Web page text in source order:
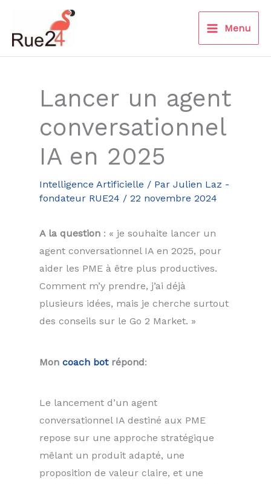
contenu
Menu
Lancer un agent
conversationnel
IA en 2025
Intelligence Artificielle / Par Julien Laz -
fondateur RUE24 / 22 novembre 2024
A la question : « je souhaite lancer un
agent conversationnel IA en 2025, pour
aider les PME à être plus productives.
Comment m’y prendre, j’ai déjà
plusieurs idées, mais je cherche surtout
des conseils sur le Go 2 Market. »
Mon coach botrépond:
Le lancement d’un agent
conversationnel IA destiné aux PME
repose sur une approche stratégique
mêlant un produit adapté, une
proposition de valeur claire, et une